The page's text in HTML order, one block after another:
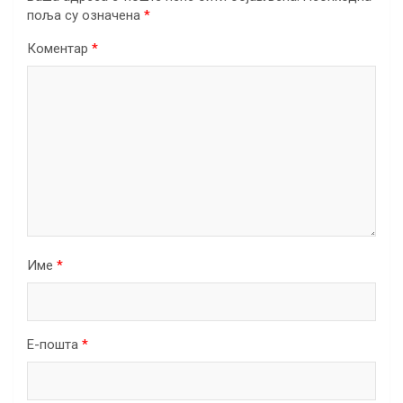
поља су означена *
Коментар *
Име *
Е-пошта *